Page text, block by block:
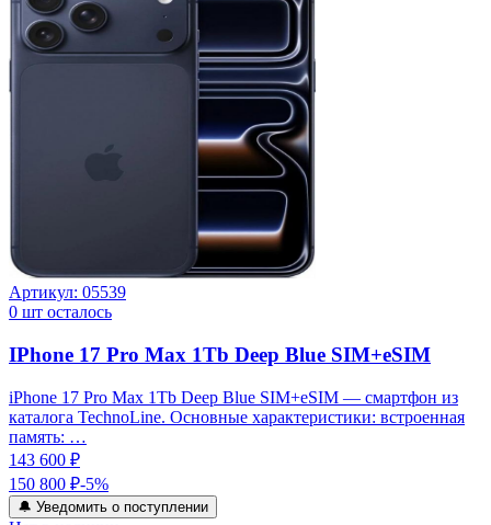
Артикул: 05539
0 шт осталось
IPhone 17 Pro Max 1Tb Deep Blue SIM+eSIM
iPhone 17 Pro Max 1Tb Deep Blue SIM+eSIM — смартфон из
каталога TechnoLine. Основные характеристики: встроенная
память: …
143 600 ₽
150 800 ₽-5%
🔔 Уведомить о поступлении